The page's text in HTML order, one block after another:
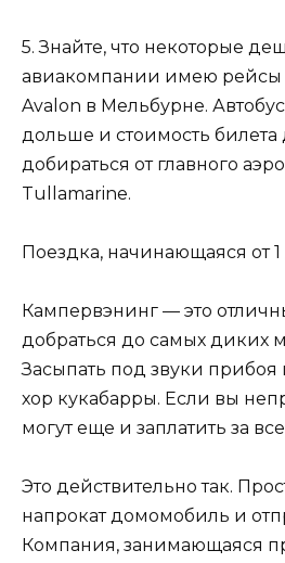
5. Знайте, что некоторые
авиакомпании имею рейсы
Avalon в Мельбурне.
дольше и стоимость
добираться от главного
Tullamarine.
Поездка, начинающаяся от
Кампервэнинг — это
добраться до самых диких
Засыпать под звуки
хор кукабарры. Если вы
могут еще и заплатить за все
Это действительно так.
напрокат домомобиль и
Компания, занимающаяся